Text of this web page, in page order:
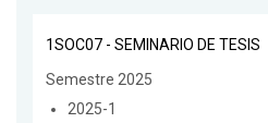
1SOC07 - SEMINARIO DE TESIS
Semestre 2025
2025-1